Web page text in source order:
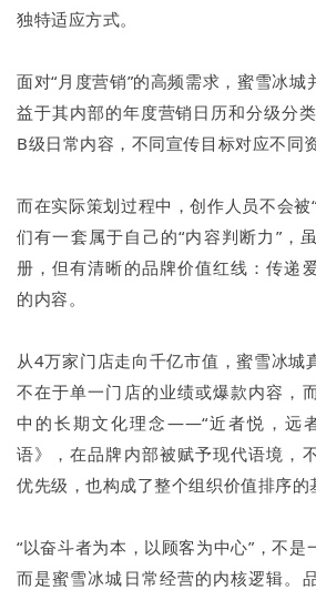
独特适应方式。
面对“月度营销”的高频需求，蜜雪冰
益于其内部的年度营销日历和分级分
B级日常内容，不同宣传目标对应不同
而在实际策划过程中，创作人员不会被
们有一套属于自己的“内容判断力”，
册，但有清晰的品牌价值红线：传递
的内容。
从4万家门店走向千亿市值，蜜雪冰城
不在于单一门店的业绩或爆款内容，
中的长期文化理念——“近者悦，远
语》，在品牌内部被赋予现代语境，
优先级，也构成了整个组织价值排序的
“以奋斗者为本，以顾客为中心”，不是
而是蜜雪冰城日常经营的内核逻辑。